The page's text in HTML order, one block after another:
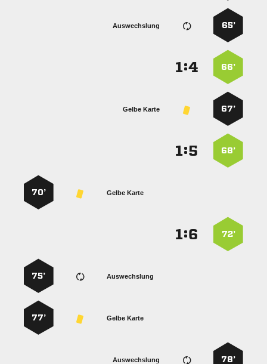
65’
Auswechslung
66’
:
67’
Gelbe Karte
68’
:
Gelbe Karte
70’
72’
:
Auswechslung
75’
Gelbe Karte
77’
78’
Auswechslung